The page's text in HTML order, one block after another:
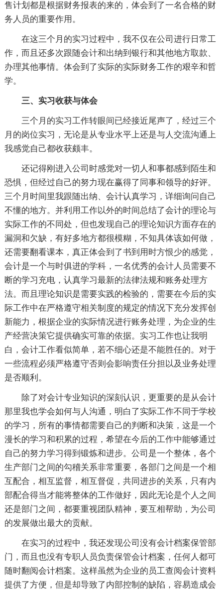
售计划都是根据财务报表的来的，体会到了一名合格的财
务人员的重要作用。
在这三个月的实习过程中，我不仅在公司进行日常工
作，而且还多次跟随会计和出纳到银行和其他地方取款、
办理其他事情。体会到了实际的实际财务工作的艰辛和哲
学。
三、实习收获与体会
三个月的实习工作转眼间已经接近尾声了，经过三个
月的岗位实习，无论是从专业水平上还是与人交流沟通上
我感觉自己都收获颇丰。
还记得刚进入公司时感觉对一切人和事都感到陌生和
恐惧，但经过自己的努力现在赢得了同事和领导的好评。
三个月时间里我跟随出纳、会计认真学习，详细询问自己
不懂的地方。并利用工作以外的时间总结了会计的理论与
实际工作的不同处，但也发现自己的理论知识方面存在的
漏洞和欠缺，有好多地方都很模糊，不知具体该如何做，
还需要翻看课本，真正体会到了书到用时方恨少的感觉，
会计是一个与时俱进的学科，一名优秀的会计人员需要不
断的学习充电，认真学习最新的法律法规和账务处理方
法。而且理论知识是需要实践的检验的，需要在今后的实
际工作中在严格遵守相关制度的规定的情况下充分发挥创
新能力，根据企业的实际情况进行账务处理，为企业的生
产经营决策它提供确实可靠的依据。实习工作也让我明
白，会计工作看似简单，若不细心还是不能胜任的。对于
一些流程必须严格遵守否则会影响责任分担以及业务处理
是否顺利。
除了对会计专业知识的深刻认识，更重要的是从会计
那里我也学会如何与人沟通，明白了实际工作不同于学校
的学习，所有的事情都需要自己的判断和决策，这是一个
漫长的学习和积累的过程，希望在今后的工作中能够通过
自己的努力学习得到锻炼和进步。公司是一个整体，各个
生产部门之间的勾稽关系非常重要，各部门之间是一个相
互配合，相互监督，相互督促，共同进步的关系，只有内
部配合得当才能将整体的工作做好，因此无论是个人之间
还是部门之间，都要重视团队精神，要互相帮助，为公司
的发展做出最大的贡献。
在实习的过程中，我还发现公司没有会计档案保管部
门，而且也没有专职人员负责保管会计档案，任何人都可
随时翻阅会计档案。这样虽然为企业的员工查阅会计资料
提供了方便，但是却导致了内部控制的缺陷，容易造成会